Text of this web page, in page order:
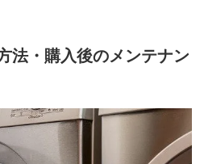
法・購入後のメンテナン